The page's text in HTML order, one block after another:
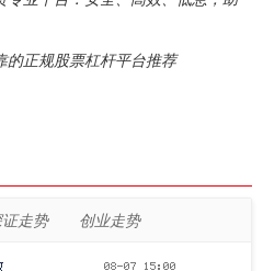
的正规股票杠杆平台推荐
证走势 创业走势